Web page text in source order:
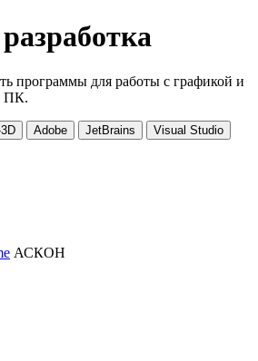
программы для работы с графикой и
ПК.
Adobe JetBrains Visual Studio
АСКОН